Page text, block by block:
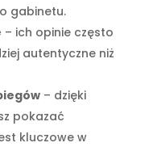
gabinetu.
– ich opinie często
autentyczne niż
– dzięki
pokazać
kluczowe w